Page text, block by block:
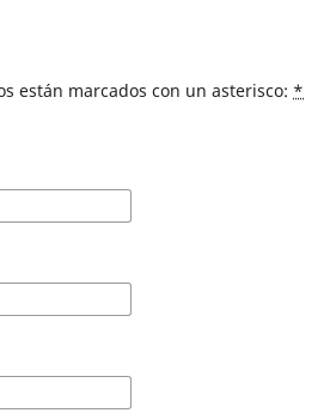
están marcados con un asterisco: *